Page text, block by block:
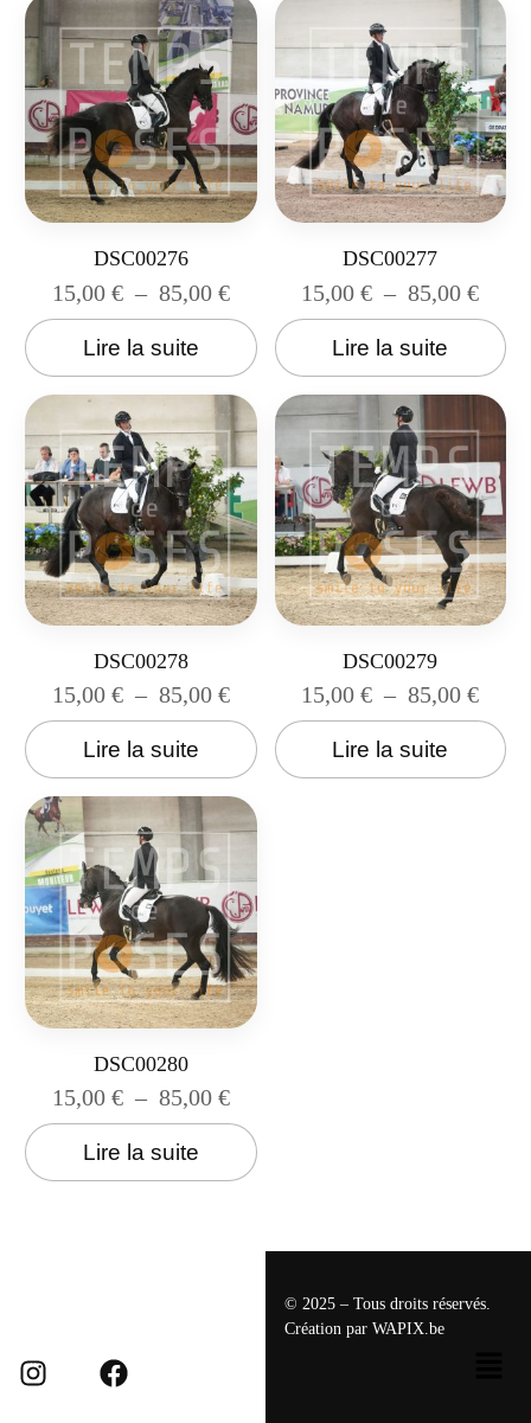
DSC00276
15,00 € – 85,00 €
Lire la suite
DSC00277
15,00€ – 85,00€
Lire la suite
DSC00278
15,00 € – 85,00 €
Lire la suite
DSC00279
15,00€ – 85,00€
Lire la suite
DSC00280
15,00 € – 85,00 €
Lire la suite
© 2025 – Tous droits réservés.
Création par WAPIX.be